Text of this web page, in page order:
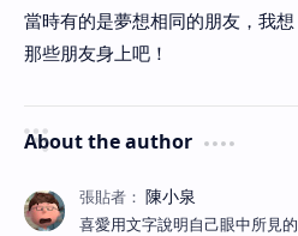
當時有的是夢想相同的朋友，我
那些朋友身上吧！
About the author
喜愛用文字說明自己眼中所見